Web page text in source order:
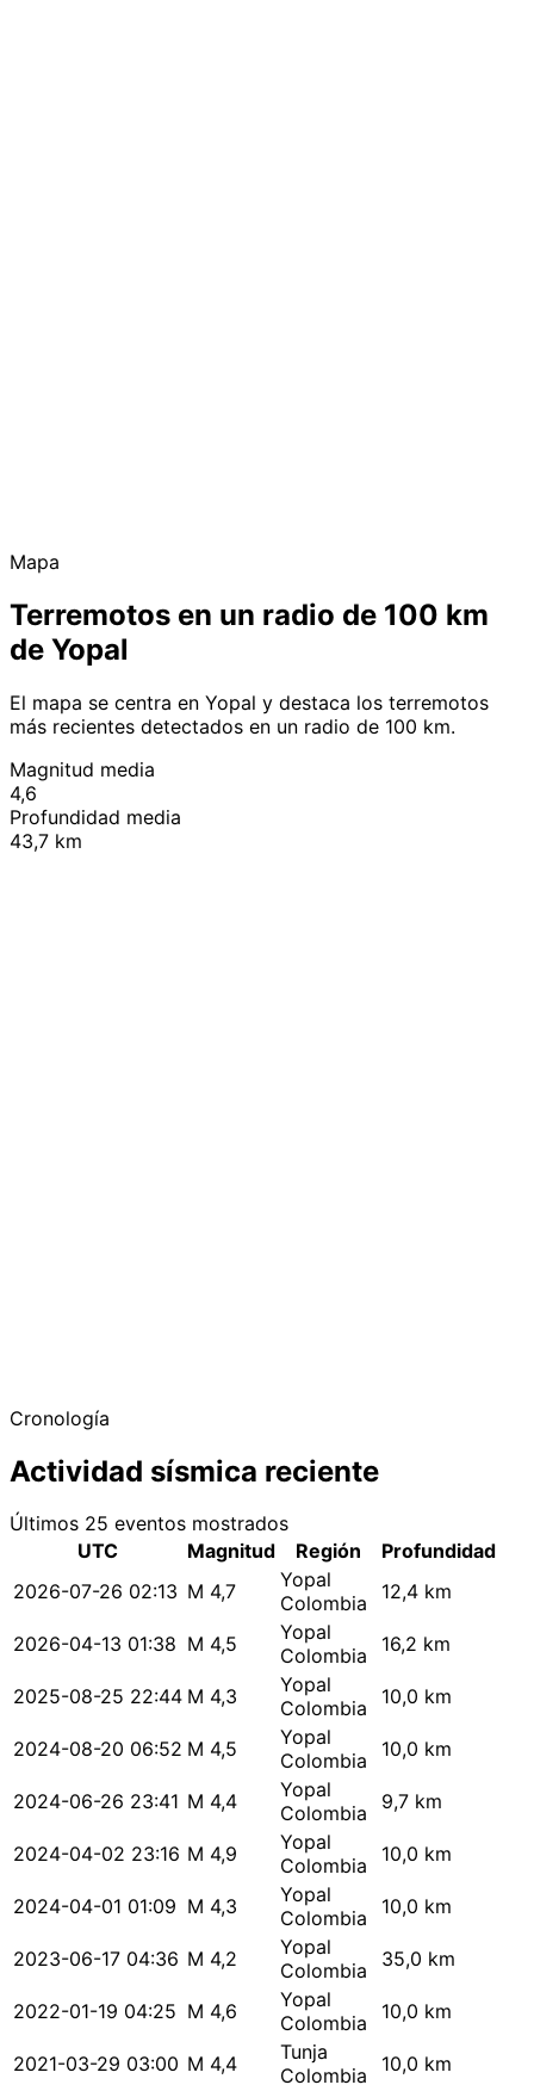
Mapa
Terremotos en un radio de 100 km
de Yopal
El mapa se centra en Yopal y destaca los terremotos
más recientes detectados en un radio de 100 km.
Magnitud media
4,6
Profundidad media
43,7 km
Cronología
Actividad sísmica reciente
Últimos 25 eventos mostrados
UTC
Magnitud Región
Profundidad
2026-07-26 02:13 M 4,7
Yopal
Colombia
12,4 km
2026-04-13 01:38 M 4,5
Yopal
Colombia
16,2 km
2025-08-25 22:44 M 4,3
Yopal
Colombia
10,0 km
2024-08-20 06:52 M 4,5
Yopal
Colombia
10,0 km
2024-06-26 23:41 M 4,4
Yopal
Colombia
9,7 km
2024-04-02 23:16 M 4,9
Yopal
Colombia
10,0 km
2024-04-01 01:09 M 4,3
Yopal
Colombia
10,0 km
2023-06-17 04:36 M 4,2
Yopal
Colombia
35,0 km
2022-01-19 04:25 M 4,6
Yopal
Colombia
10,0 km
2021-03-29 03:00 M 4,4
Tunja
Colombia
10,0 km